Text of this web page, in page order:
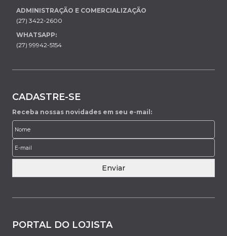
ADMINISTRAÇÃO E COMERCIALIZAÇÃO
(27) 3422-2600
WHATSAPP:
(27) 99942-5154
CADASTRE-SE
Receba nossas novidades em seu e-mail:
Enviar
PORTAL DO LOJISTA